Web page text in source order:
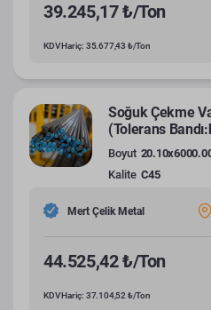
39.245,17 ₺/Ton
KDV Hariç: 35.677,43 ₺/Ton
Soğuk Çekme
(Tolerans
Boyut
Kalite C45
Mert Çelik Metal
44.525,42 ₺/Ton
KDV Hariç: 37.104,52 ₺/Ton